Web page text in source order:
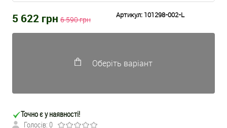
5 622 грн 6 590грн Артикул: 101298-002-L
Оберіть варіант
Точно є у наявності!
Голосів: 0